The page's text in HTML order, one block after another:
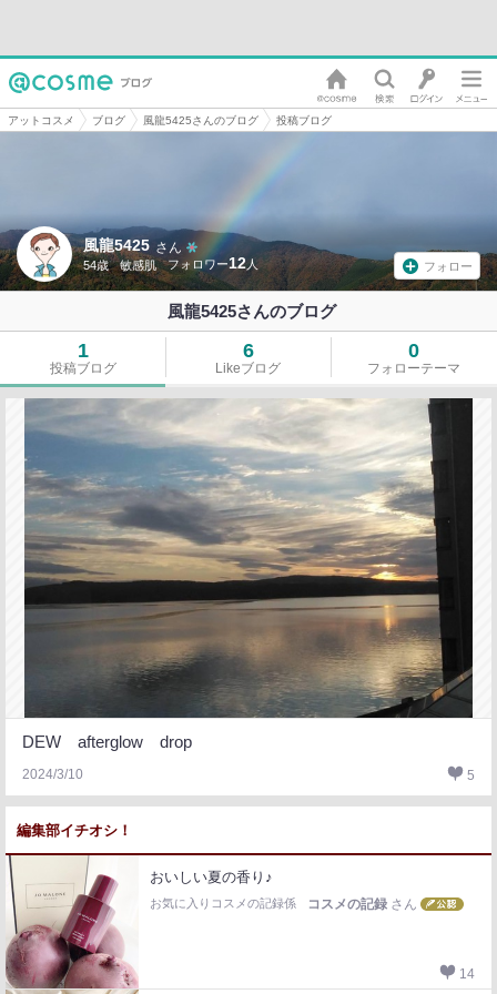
アットコスメ ブログ 風龍5425さんのブログ 投稿ブログ
風龍5425 さん
54歳 敏感肌 12 フォロー
風龍5425さんのブログ
1
投稿ブログ
6
Likeブログ
0
フォローテーマ
DEW afterglow drop
2024/3/10 5
編集部イチオシ！
おいしい夏の香り♪
お気に入りコスメの記録係 コスメの記録 さん
14